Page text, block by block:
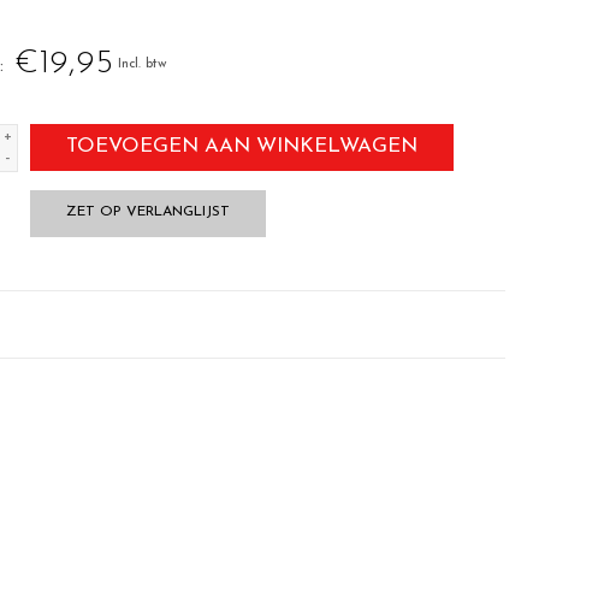
€19,95 Incl. btw
+
-
TOEVOEGEN AAN WINKELWAGEN
ZET OP VERLANGLIJST